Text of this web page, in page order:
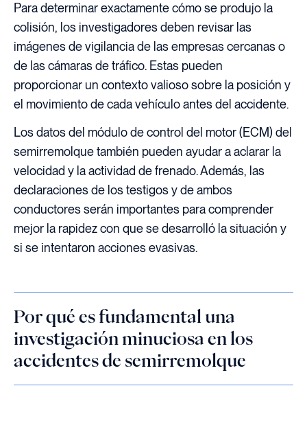
Para determinar exactamente cómo se produjo la
colisión, los investigadores deben revisar las
imágenes de vigilancia de las empresas cercanas o
de las cámaras de tráfico. Estas pueden
proporcionar un contexto valioso sobre la posición y
el movimiento de cada vehículo antes del accidente.
Los datos del módulo de control del motor (ECM) del
semirremolque también pueden ayudar a aclarar la
velocidad y la actividad de frenado. Además, las
declaraciones de los testigos y de ambos
conductores serán importantes para comprender
mejor la rapidez con que se desarrolló la situación y
si se intentaron acciones evasivas.
Por qué es fundamental una
investigación minuciosa en los
accidentes de semirremolque